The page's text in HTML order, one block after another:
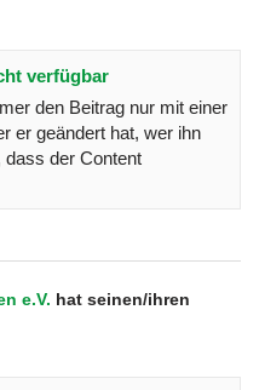
verfügbar
den Beitrag nur mit einer
er geändert hat, wer ihn
der Content
e.V. hat seinen/ihren